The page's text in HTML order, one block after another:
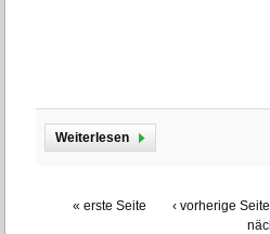
Weiterlesen
Seiten« erste Seite ‹ vorherige Seite